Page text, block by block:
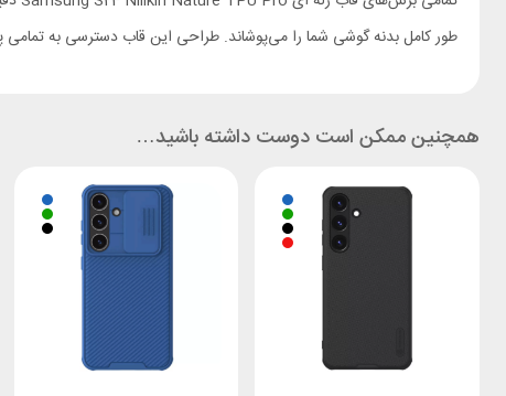
طور کامل بدنه گوشی شما را می‌پوشاند. طراحی این قاب دسترسی به تمامی
همچنین ممکن است دوست داشته باشید…